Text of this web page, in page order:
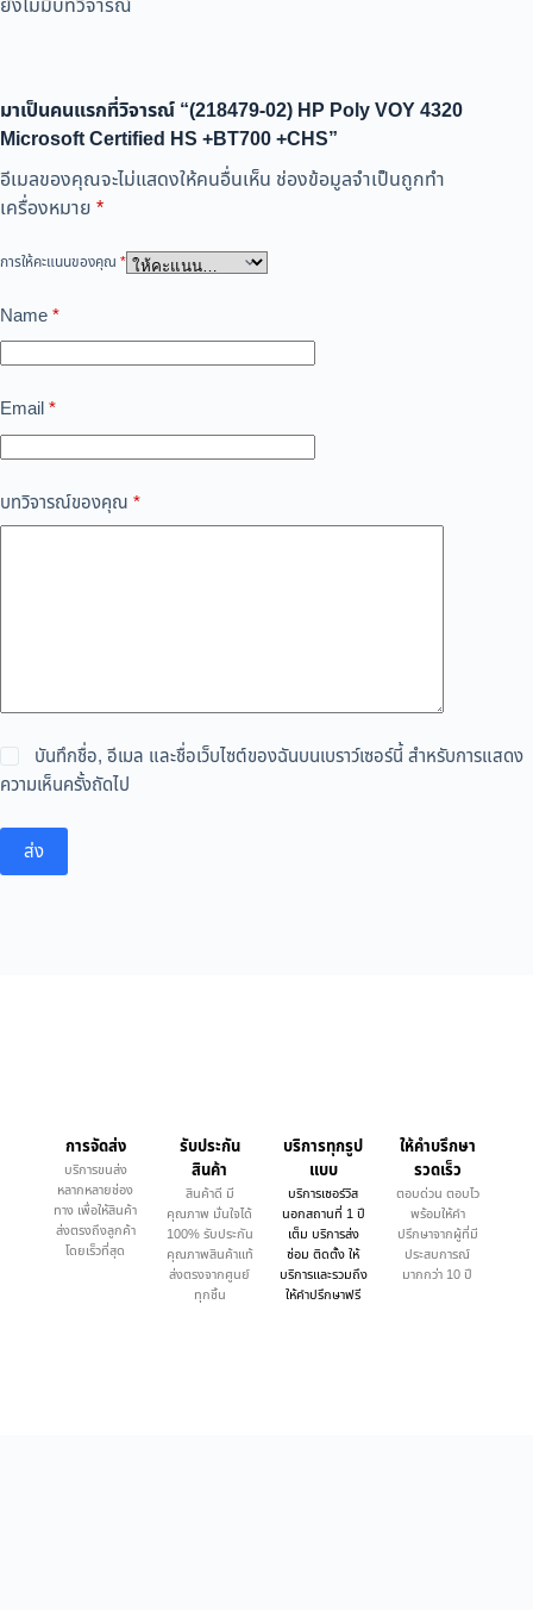
มาเป็นคนแรกที่วิจารณ์ “(218479-02) HP Poly VOY 4320
Microsoft Certified HS +BT700 +CHS”
อีเมลของคุณจะไม่แสดงให้คนอื่นเห็น ช่องข้อมูลจำเป็นถูกทำ
เครื่องหมาย *
การให้คะแนนของคุณ *
Name*
Email*
บทวิจารณ์ของคุณ *
บันทึกชื่อ, อีเมล และชื่อเว็บไซต์ของฉันบนเบราว์เซอร์นี้ สำหรับการแสดง
ความเห็นครั้งถัดไป
ส่ง
การจัดส่ง
บริการขนส่ง
หลากหลายช่อง
ทาง เพื่อให้สินค้า
ส่งตรงถึงลูกค้า
โดยเร็วที่สุด
รับประกัน
สินค้า
สินค้าดี มี
คุณภาพ มั่นใจได้
100% รับประกัน
คุณภาพสินค้าแท้
ส่งตรงจากศูนย์
ทุกชิ้น
บริการทุกรูป
แบบ
บริการเซอร์วิส
นอกสถานที่ 1 ปี
เต็ม บริการส่ง
ซ่อม ติดตั้ง ให้
บริการและรวมถึง
ให้คำปรึกษาฟรี
ให้คำบรึกษา
รวดเร็ว
ตอบด่วน ตอบไว
พร้อมให้คำ
ปรึกษาจากผู้ที่มี
ประสบการณ์
มากกว่า 10 ปี